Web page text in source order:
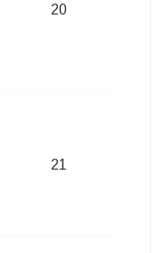
20
21